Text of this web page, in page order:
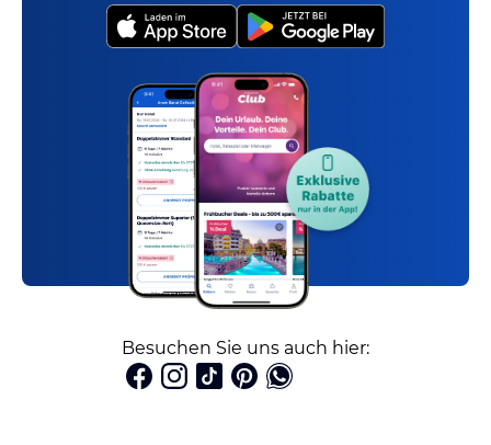
Besuchen Sie uns auch hier: